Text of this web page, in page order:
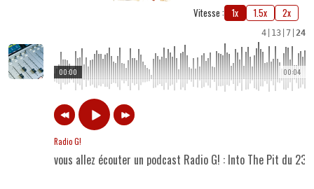
Vitesse : 1x 1.5x 2x
4 13 7 24
00:04
00:00
Radio G!
vous allez écouter un podcast Radio G! : Into The Pit du 23